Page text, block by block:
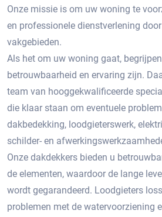
Onze missie is om uw woning te
en professionele dienstverlening
vakgebieden.
Als het om uw woning gaat,
betrouwbaarheid en ervaring zijn.
team van hooggekwalificeerde
die klaar staan om eventuele
dakbedekking, loodgieterswerk,
schilder- en
Onze dakdekkers bieden u
de elementen, waardoor de lange
wordt gegarandeerd. Loodgieters
problemen met de watervoorziening